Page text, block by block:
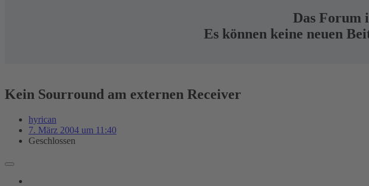
Das Forum
Es können keine neuen
Kein Sourround am externen Receiver
hyrican
7. März 2004 um 11:40
Geschlossen